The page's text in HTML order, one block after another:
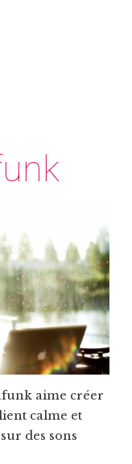
aime créer
calme et
des sons